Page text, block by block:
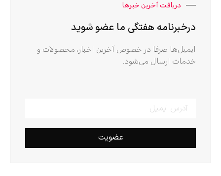
دریافت آخرین خبرها
درخبرنامه هفتگی ما عضو شوید
ایمیل‌ها صرفا در خصوص آخرین اخبار، محصولات و
خدمات ارسال می‌شود.
عضویت